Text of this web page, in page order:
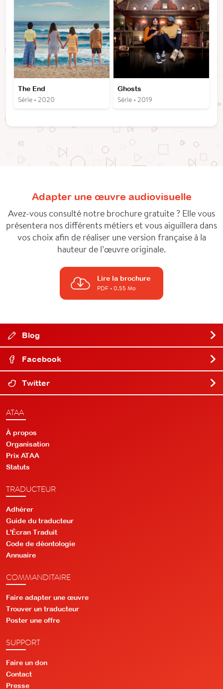
The End
Série • 2020
Ghosts
Série • 2019
Adapter une œuvre audiovisuelle
Avez-vous consulté notre brochure gratuite ? Elle vous
présentera nos différents métiers et vous aiguillera dans
vos choix afin de réaliser une version française à la
hauteur de l’œuvre originale.
Lire la brochure
PDF• 0.55 Mo
Blog
Facebook
Twitter
ATAA
À propos
Organisation
Prix ATAA
Statuts
TRADUCTEUR
Adhérer
Guide du traducteur
L'Écran Traduit
Code de déontologie
Annuaire
COMMANDITAIRE
Faire adapter une œuvre
Trouver un traducteur
Poster une offre
SUPPORT
Faire un don
Contact
Presse